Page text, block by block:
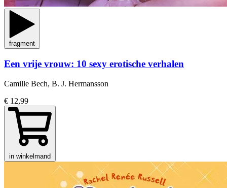
fragment
Een vrije vrouw: 10 sexy erotische verhalen
Camille Bech, B. J. Hermansson
€ 12,99
in winkelmand